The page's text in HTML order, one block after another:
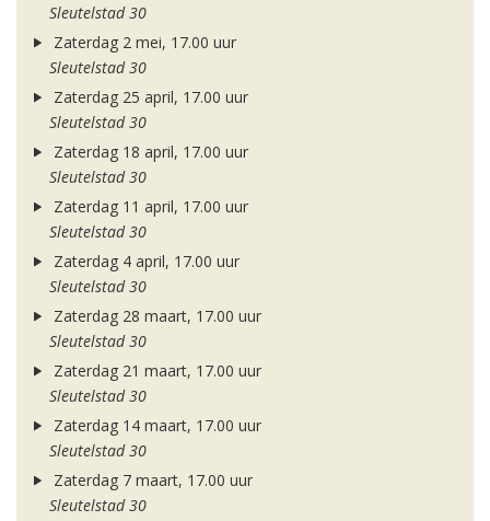
Sleutelstad 30
Zaterdag 2 mei, 17.00 uur
Sleutelstad 30
Zaterdag 25 april, 17.00 uur
Sleutelstad 30
Zaterdag 18 april, 17.00 uur
Sleutelstad 30
Zaterdag 11 april, 17.00 uur
Sleutelstad 30
Zaterdag 4 april, 17.00 uur
Sleutelstad 30
Zaterdag 28 maart, 17.00 uur
Sleutelstad 30
Zaterdag 21 maart, 17.00 uur
Sleutelstad 30
Zaterdag 14 maart, 17.00 uur
Sleutelstad 30
Zaterdag 7 maart, 17.00 uur
Sleutelstad 30